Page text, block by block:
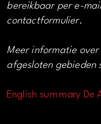
bereikbaar per e-
contactformulier.
Meer informatie over
afgesloten gebieden
English summary De